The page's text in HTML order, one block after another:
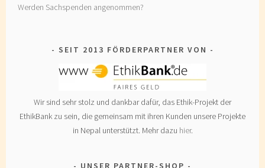
Werden Sachspenden angenommen?
SEIT 2013 FÖRDERPARTNER VON
Wir sind sehr stolz und dankbar dafür, das Ethik-Projekt der
EthikBank zu sein, die gemeinsam mit ihren Kunden unsere Projekte
in Nepal unterstützt. Mehr dazu hier.
UNSER PARTNER-SHOP